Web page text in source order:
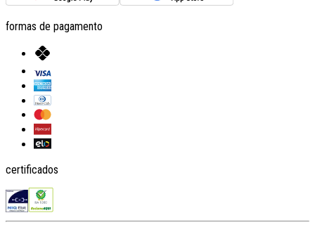
formas de pagamento
certificados